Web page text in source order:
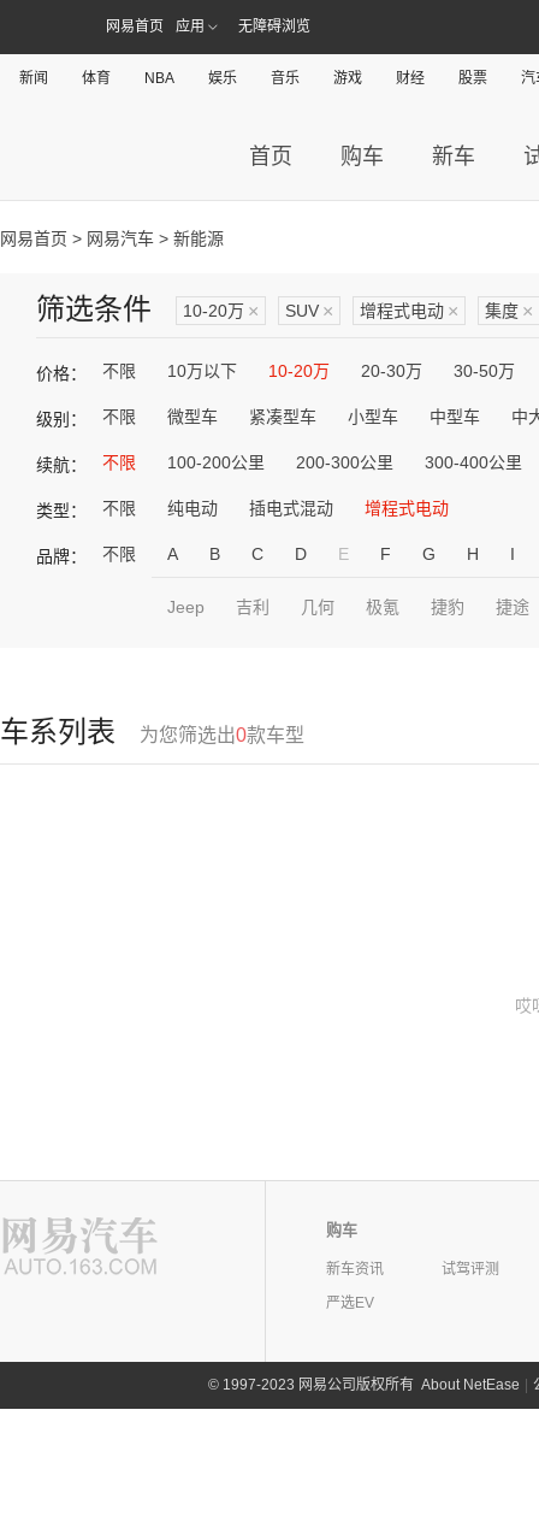
网易首页 应用 无障碍浏览
新闻 体育 NBA 娱乐 音乐 游戏 财经 股票 汽
首页 购车 新车
网易首页 > 网易汽车 > 新能源
筛选条件 10-20万 × SUV × 增程式电动 × 集度 ×
价格： 不限 10万以下 10-20万 20-30万 30-50万
级别： 不限 微型车 紧凑型车 小型车 中型车 中
续航： 不限 100-200公里 200-300公里 300-400公里
类型： 不限 纯电动 插电式混动 增程式电动
品牌： 不限 A B C D E F G H I
Jeep 吉利 几何 极氪 捷豹 捷途
车系列表 为您筛选出0款车型
哎
购车
新车资讯
试驾评测
严选EV
©1997-2023 网易公司版权所有 About NetEase